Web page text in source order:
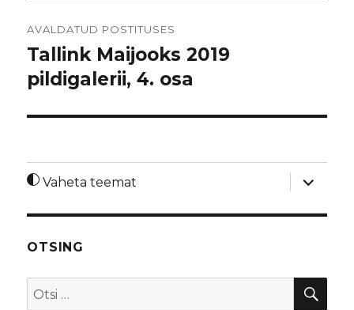
AVALDATUD POSTITUSES
Tallink Maijooks 2019
pildigalerii, 4. osa
Vaheta teemat
laienda
OTSING
Otsi: